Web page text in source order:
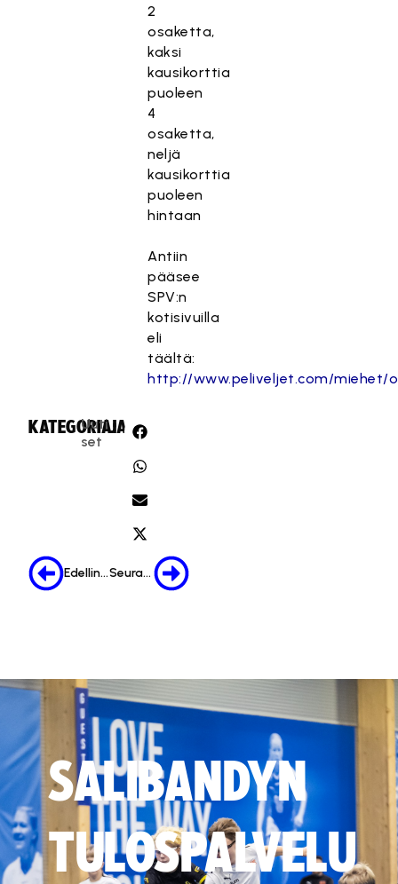
2
osaketta,
kaksi
kausikorttia
puoleen
4
osaketta,
neljä
kausikorttia
puoleen
hintaan
Antiin
pääsee
SPV:n
kotisivuilla
eli
täältä:
http://www.peliveljet.com/miehet/
KATEGORIA:
Uuti
set
JAA:
Edellinen Seuraava
SALIBANDYN
TULOSPALVELU